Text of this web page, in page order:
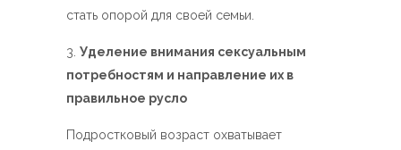
стать опорой для своей семьи.
Уделение внимания сексуальным
потребностям и направление их в
правильное русло
Подростковый возраст охватывает